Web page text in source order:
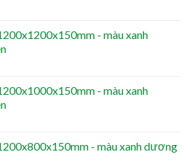
- màu xanh
- màu xanh
- màu xanh dương